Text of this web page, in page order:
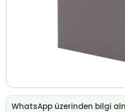
WhatsApp üzerinden bilgi